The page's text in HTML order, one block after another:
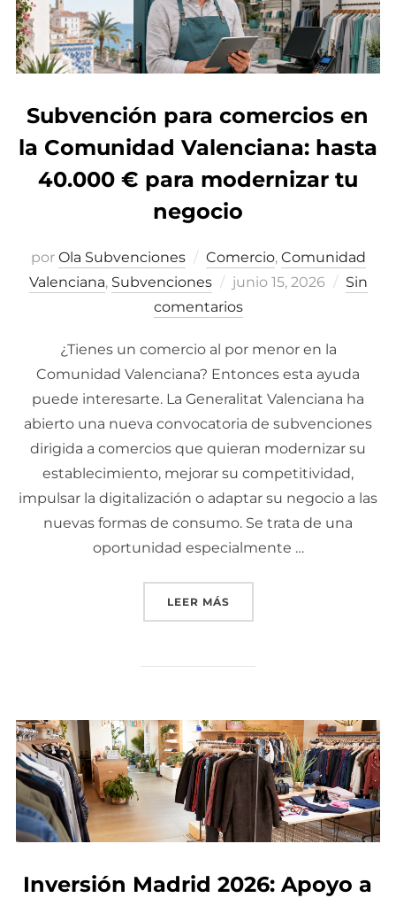
Subvención para comercios en
la Comunidad Valenciana: hasta
40.000 € para modernizar tu
negocio
por Ola Subvenciones Comercio, Comunidad
Valenciana, Subvenciones
Publicado
el
junio 15, 2026
Sin
comentarios
¿Tienes un comercio al por menor en la
Comunidad Valenciana? Entonces esta ayuda
puede interesarte. La Generalitat Valenciana ha
abierto una nueva convocatoria de subvenciones
dirigida a comercios que quieran modernizar su
establecimiento, mejorar su competitividad,
impulsar la digitalización o adaptar su negocio a las
nuevas formas de consumo. Se trata de una
oportunidad especialmente …
LEER MÁS
Inversión Madrid 2026: Apoyo a